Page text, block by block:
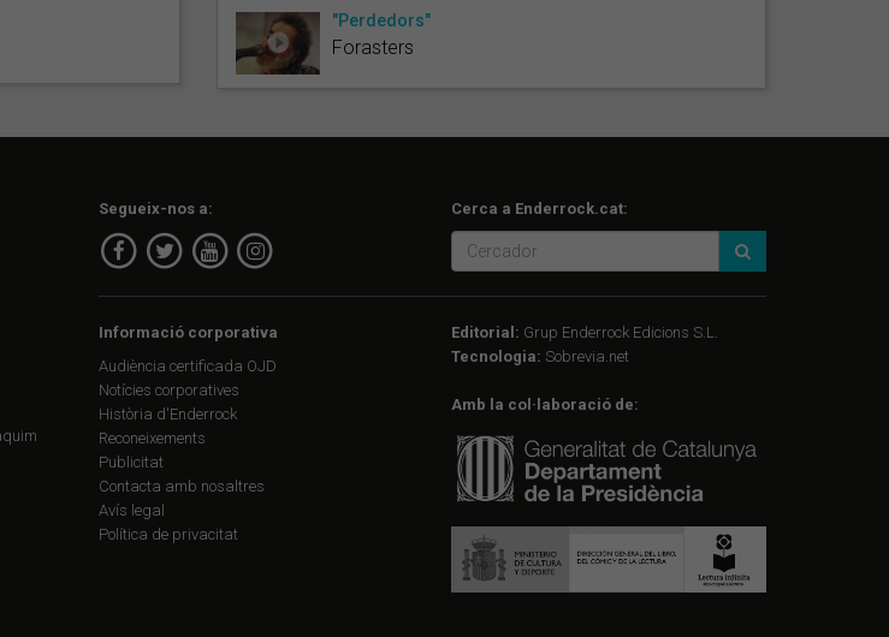
"Perdedors"
Forasters
Segueix-nos a: Cerca a Enderrock.cat:
Informació corporativa
Audiència certificada OJD
Notícies corporatives
Història d'Enderrock
Reconeixements
Publicitat
Contacta amb nosaltres
Avís legal
Política de privacitat
Editorial: Grup Enderrock Edicions S.L.
Tecnologia: Sobrevia.net
Amb la col·laboració de: